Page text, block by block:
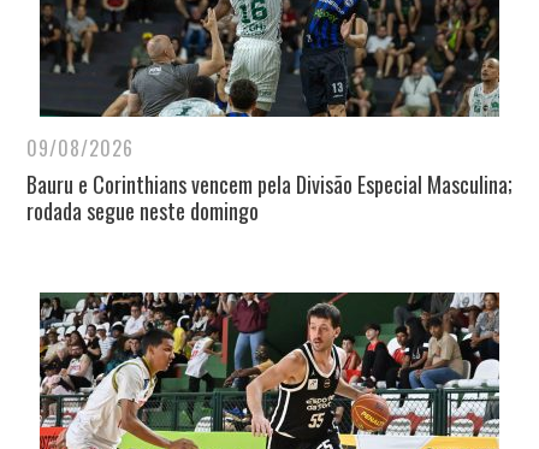
09/08/2026
Bauru e Corinthians vencem pela Divisão Especial Masculina;
rodada segue neste domingo